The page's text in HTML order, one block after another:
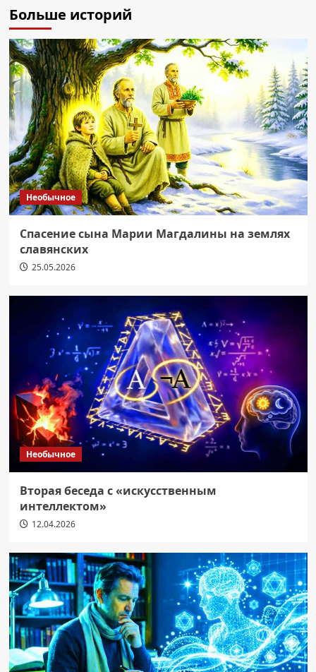
Больше историй
Необычное
Спасение сына Марии Магдалины на землях
славянских
25.05.2026
Необычное
Вторая беседа с «искусственным
интеллектом»
12.04.2026